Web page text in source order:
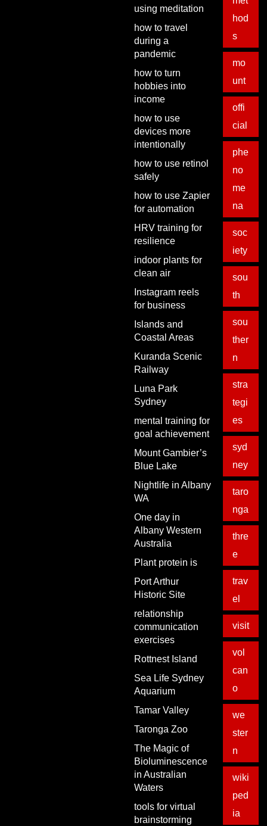
using meditation
how to travel
during a
pandemic
how to turn
hobbies into
income
how to use
devices more
intentionally
how to use retinol
safely
how to use Zapier
for automation
HRV training for
resilience
indoor plants for
clean air
Instagram reels
for business
Islands and
Coastal Areas
Kuranda Scenic
Railway
Luna Park
Sydney
mental training for
goal achievement
Mount Gambier’s
Blue Lake
Nightlife in Albany
WA
One day in
Albany Western
Australia
Plant protein is
Port Arthur
Historic Site
relationship
communication
exercises
Rottnest Island
Sea Life Sydney
Aquarium
Tamar Valley
Taronga Zoo
The Magic of
Bioluminescence
in Australian
Waters
tools for virtual
brainstorming
hod
s
mo
unt
offi
cial
phe
no
me
na
soc
iety
sou
th
sou
ther
n
stra
tegi
es
syd
ney
taro
nga
thre
e
trav
el
visit
vol
can
o
we
ster
n
wiki
ped
ia